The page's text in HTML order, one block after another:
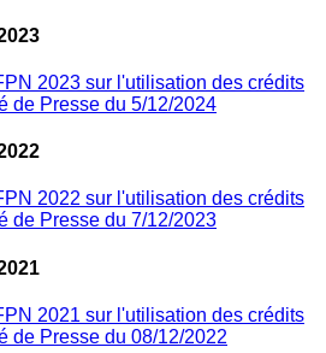
2023 sur l'utilisation des crédits
de Presse du 5/12/2024
2022 sur l'utilisation des crédits
de Presse du 7/12/2023
2021 sur l'utilisation des crédits
de Presse du 08/12/2022